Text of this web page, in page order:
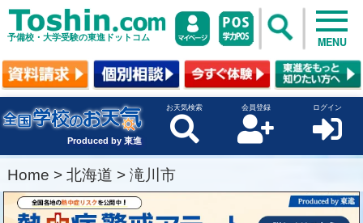
予備校・大学受験の東進ドットコム MENU
Produced by 東進
お天気検索 会員登録 ログイン
Home > 北海道 > 滝川市